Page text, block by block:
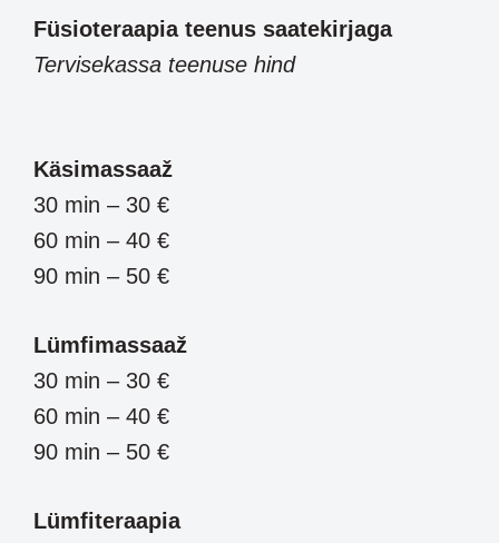
Füsioteraapia teenus saatekirjaga
Tervisekassa teenuse hind
Käsimassaaž
30 min – 30 €
60 min – 40 €
90 min – 50 €
Lümfimassaaž
30 min – 30 €
60 min – 40 €
90 min – 50 €
Lümfiteraapia